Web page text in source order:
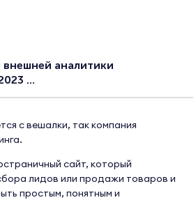
аналитики
...
с вешалки, так компания
сайт, который
лидов или продажи товаров и
простым, понятным и